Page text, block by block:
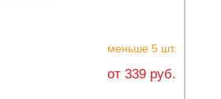
меньше 5 шт.
от 339 руб.